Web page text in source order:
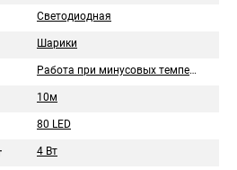
Светодиодная
Шарики
Работа при минусовых температурах
10м
80 LED
4 Вт